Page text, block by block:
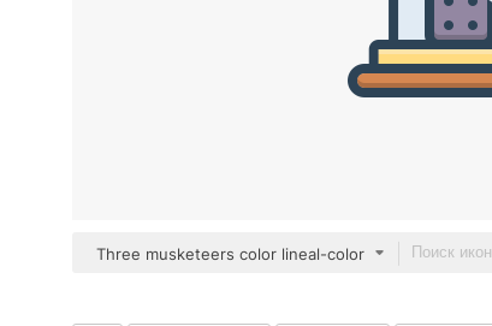
Three musketeers color lineal-color